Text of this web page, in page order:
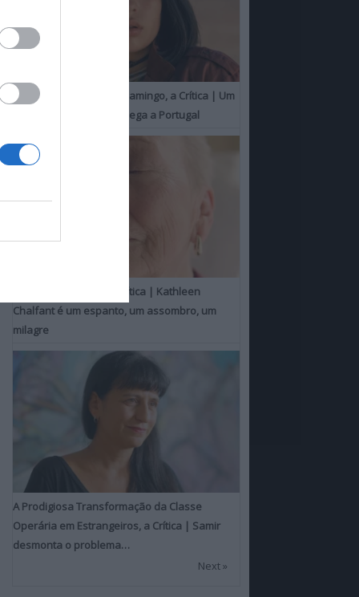
O Misterioso Olhar do Flamingo, a Crítica | Um
Campeão de Cannes chega a Portugal
Um Toque Familiar, a Crítica | Kathleen
Chalfant é um espanto, um assombro, um
milagre
A Prodigiosa Transformação da Classe
Operária em Estrangeiros, a Crítica | Samir
desmonta o problema…
Next »